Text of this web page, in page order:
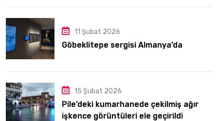
11 Şubat 2026
Göbeklitepe sergisi Almanya’da
15 Şubat 2026
Pile’deki kumarhanede çekilmiş ağır
işkence görüntüleri ele geçirildi